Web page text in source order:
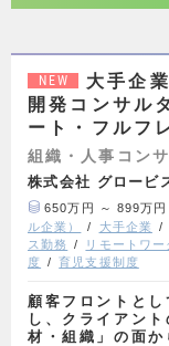
NEW
大手企
開発コンサル
ート・フルフ
組織・人事コン
株式会社 グロービ
650万円 ～ 899万円
ル企業）
大手企業
ス勤務
リモートワー
度
育児支援制度
顧客フロントと
し、クライアン
材・組織」の面